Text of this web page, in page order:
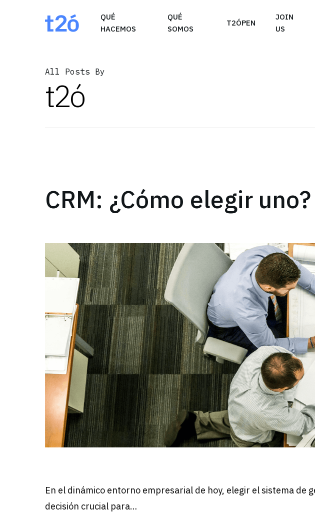
Hit enter to search or ESC to close
QUÉ
HACEMOS
QUÉ
SOMOS
T2ÓPEN
JOIN
US
All Posts By
t2ó
CRM: ¿Cómo elegir uno?
En el dinámico entorno empresarial de hoy, elegir el sistema de
decisión crucial para…
May we use cookies to track your activities? We take your privacy